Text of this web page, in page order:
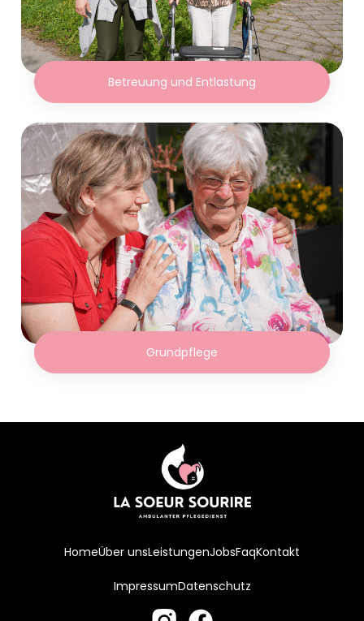
Betreuung und Entlastung
Grundpflege
HomeÜber unsLeistungenJobsFaqKontakt
ImpressumDatenschutz